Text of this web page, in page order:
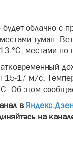
облачно с
туман.
°С, местами по
17 м/с.
Об этом
в Яндекс.Дзен
на